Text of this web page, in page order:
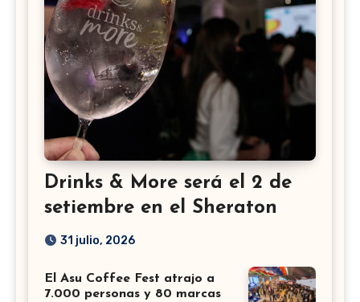
Drinks & More será el 2 de
setiembre en el Sheraton
31 julio, 2026
El Asu Coffee Fest atrajo a
7.000 personas y 80 marcas